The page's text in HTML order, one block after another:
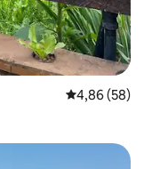
Gemiddelde
4,86 (58)